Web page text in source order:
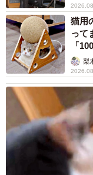
猫用
って
「
梨